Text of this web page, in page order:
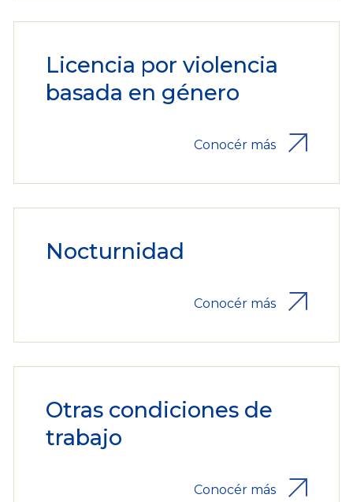
Licencia por violencia
basada en género
Conocér más
Nocturnidad
Conocér más
Otras condiciones de
trabajo
Conocér más